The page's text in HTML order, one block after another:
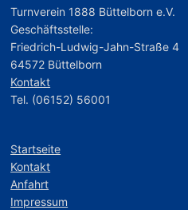
Turnverein 1888 Büttelborn e.V.
Geschäftsstelle:
Friedrich-Ludwig-Jahn-Straße 4
64572 Büttelborn
Kontakt
Tel. (06152) 56001
Startseite
Kontakt
Anfahrt
Impressum